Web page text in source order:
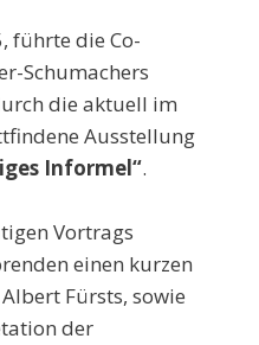
führte die Co-
Schumachers
die aktuell im
Ausstellung
Informel“.
Vortrags
einen kurzen
Fürsts, sowie
der